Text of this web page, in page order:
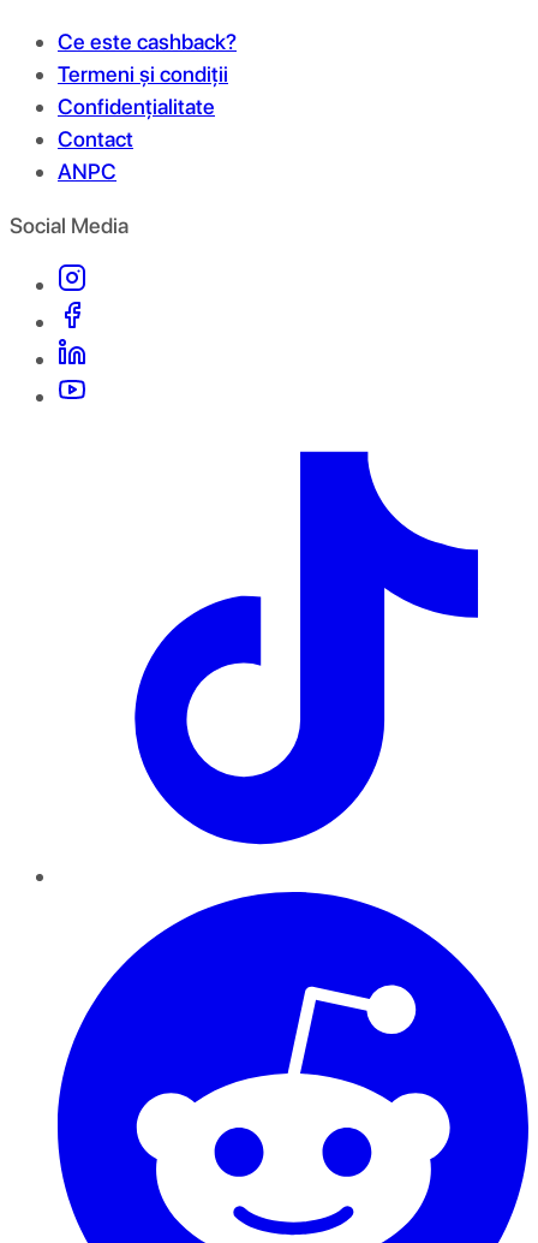
Ce este cashback?
Termeni și condiții
Confidențialitate
Contact
ANPC
Social Media